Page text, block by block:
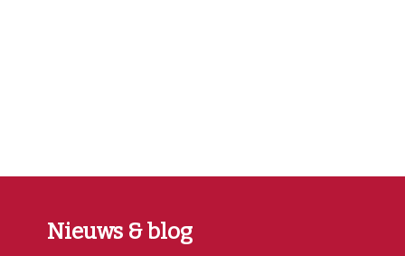
Nieuws & blog